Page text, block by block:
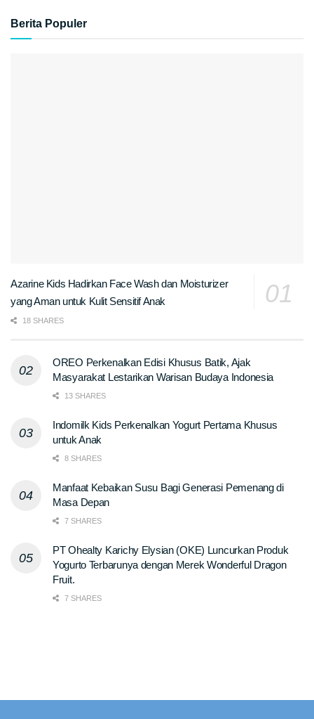
Berita Populer
Azarine Kids Hadirkan Face Wash dan Moisturizer
yang Aman untuk Kulit Sensitif Anak
18 SHARES
OREO Perkenalkan Edisi Khusus Batik, Ajak
Masyarakat Lestarikan Warisan Budaya Indonesia
13 SHARES
Indomilk Kids Perkenalkan Yogurt Pertama Khusus
untuk Anak
8 SHARES
Manfaat Kebaikan Susu Bagi Generasi Pemenang di
Masa Depan
7 SHARES
PT Ohealty Karichy Elysian (OKE) Luncurkan Produk
Yogurto Terbarunya dengan Merek Wonderful Dragon
Fruit.
7 SHARES